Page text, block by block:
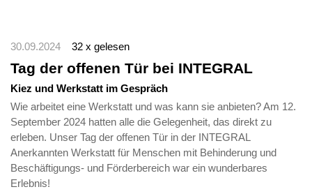
30.09.2024 32 x gelesen
Tag der offenen Tür bei INTEGRAL
Kiez und Werkstatt im Gespräch
Wie arbeitet eine Werkstatt und was kann sie anbieten? Am 12.
September 2024 hatten alle die Gelegenheit, das direkt zu
erleben. Unser Tag der offenen Tür in der INTEGRAL
Anerkannten Werkstatt für Menschen mit Behinderung und
Beschäftigungs- und Förderbereich war ein wunderbares
Erlebnis!